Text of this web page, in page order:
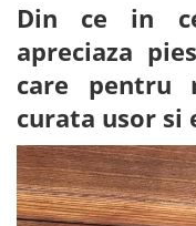
Din ce in
apreciaza
care pentru
curata usor si